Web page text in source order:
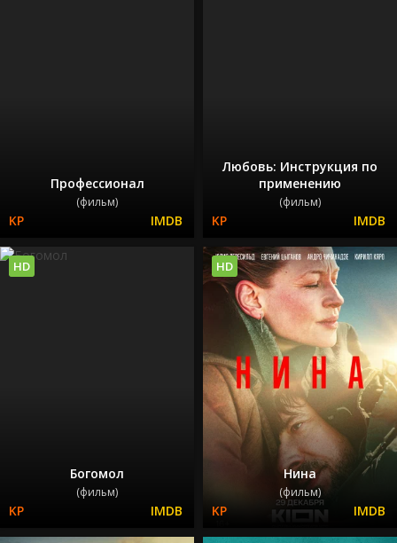
Профессионал
(фильм)
Любовь: Инструкция по
применению
(фильм)
Богомол
(фильм)
HD
Нина
(фильм)
HD